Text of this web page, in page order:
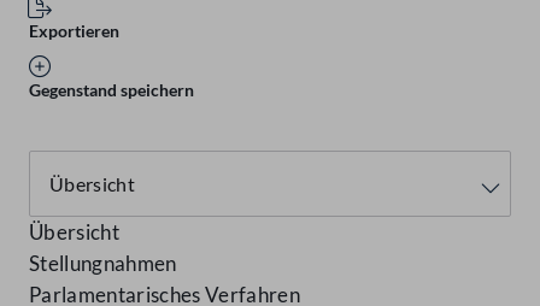
Exportieren
Gegenstand speichern
Übersicht
Stellungnahmen
Parlamentarisches Verfahren